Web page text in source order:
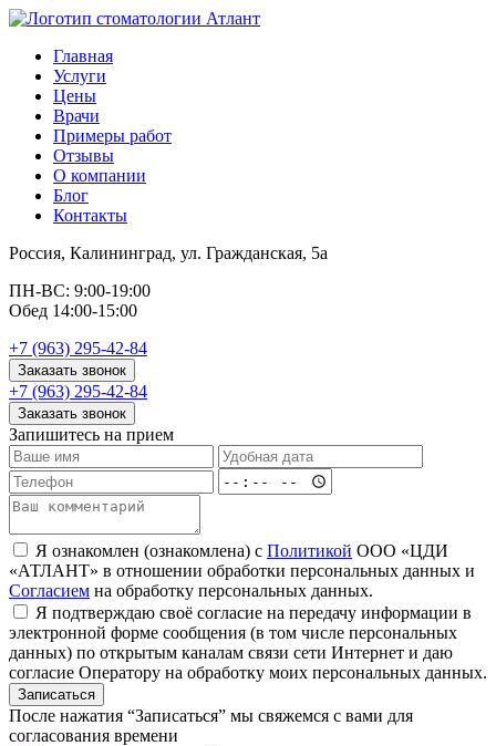
Главная
Услуги
Цены
Врачи
Примеры работ
Отзывы
О компании
Блог
Контакты
Россия, Калининград, ул. Гражданская, 5а
ПН-ВС: 9:00-19:00
Обед 14:00-15:00
+7 (963) 295-42-84
Заказать звонок
+7 (963) 295-42-84
Заказать звонок
Запишитесь на прием
Я ознакомлен (ознакомлена) с Политикой ООО «ЦДИ
«АТЛАНТ» в отношении обработки персональных данных и
Согласием на обработку персональных данных.
Я подтверждаю своё согласие на передачу информации в
электронной форме сообщения (в том числе персональных
данных) по открытым каналам связи сети Интернет и даю
согласие Оператору на обработку моих персональных данных.
После нажатия “Записаться” мы свяжемся с вами для
согласования времени